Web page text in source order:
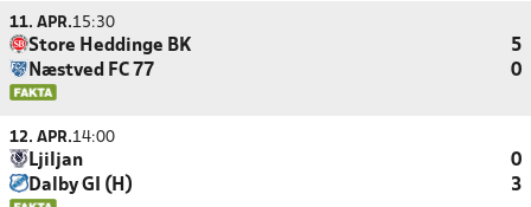
11. APR.15:30
Store Heddinge BK
5
Næstved FC 77
0
12. APR.14:00
Ljiljan
0
Dalby GI (H)
3